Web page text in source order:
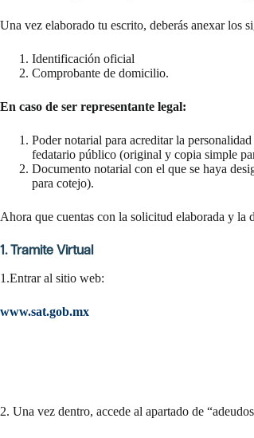
Una vez elaborado tu escrito, deberás anexar los
Identificación oficial
Comprobante de domicilio.
En caso de ser representante legal:
Poder notarial para acreditar la
fedatario público (original y copia simple
Documento notarial con el que se haya
para cotejo).
Ahora que cuentas con la solicitud elaborada y la
1. Tramite Virtual
1.Entrar al sitio web:
www.sat.gob.mx
2. Una vez dentro, accede al apartado de